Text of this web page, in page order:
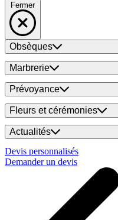
Fermer
Obsèques
Marbrerie
Prévoyance
Fleurs et cérémonies
Actualités
Devis personnalisés
Demander un devis